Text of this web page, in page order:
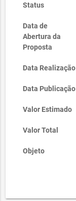
Status
Data de
Abertura da
Proposta
Data Realização
Data Publicação
Valor Estimado
Valor Total
Objeto